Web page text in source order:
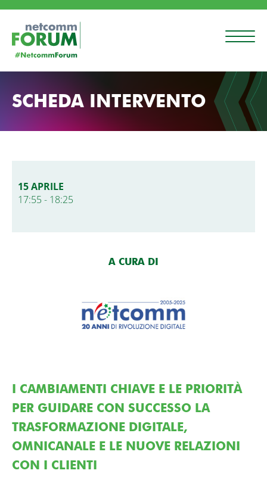
SCHEDA INTERVENTO
15 APRILE
17:55 - 18:25
A CURA DI
I CAMBIAMENTI CHIAVE E LE PRIORITÀ
PER GUIDARE CON SUCCESSO LA
TRASFORMAZIONE DIGITALE,
OMNICANALE E LE NUOVE RELAZIONI
CON I CLIENTI